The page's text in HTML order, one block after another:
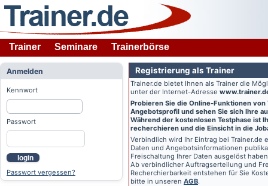
Trainer Seminare Trainerbörse
Anmelden
Kennwort
Passwort
login
Passwort vergessen?
Registrierung als Trainer
Trainer.de bietet Ihnen als Trainer die
unter der Internet-Adresse
Probieren Sie die Online-Funktionen von
Angebotsprofil und sehen Sie sich Ihre
Während der kostenlosen Testphase ist
recherchieren und die Einsicht in die
Verbindlich wird Ihr Eintrag bei Trainer.de
Daten und Angebotsinformationen
Freischaltung Ihrer Daten ausgelöst
Ab verbindlicher Auftragserteilung und
Recherchierbarkeit entstehen für Sie
bitte in unseren AGB.